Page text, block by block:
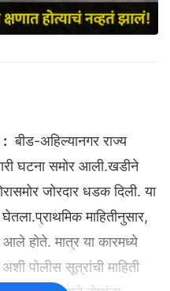
बीड-अहिल्यानगर राज्य
घटना समोर आली.खडीने
जोरदार धडक दिली. या
माहितीनुसार,
होते. मात्र या कारमध्ये
पोलीस सूत्रांची माहिती